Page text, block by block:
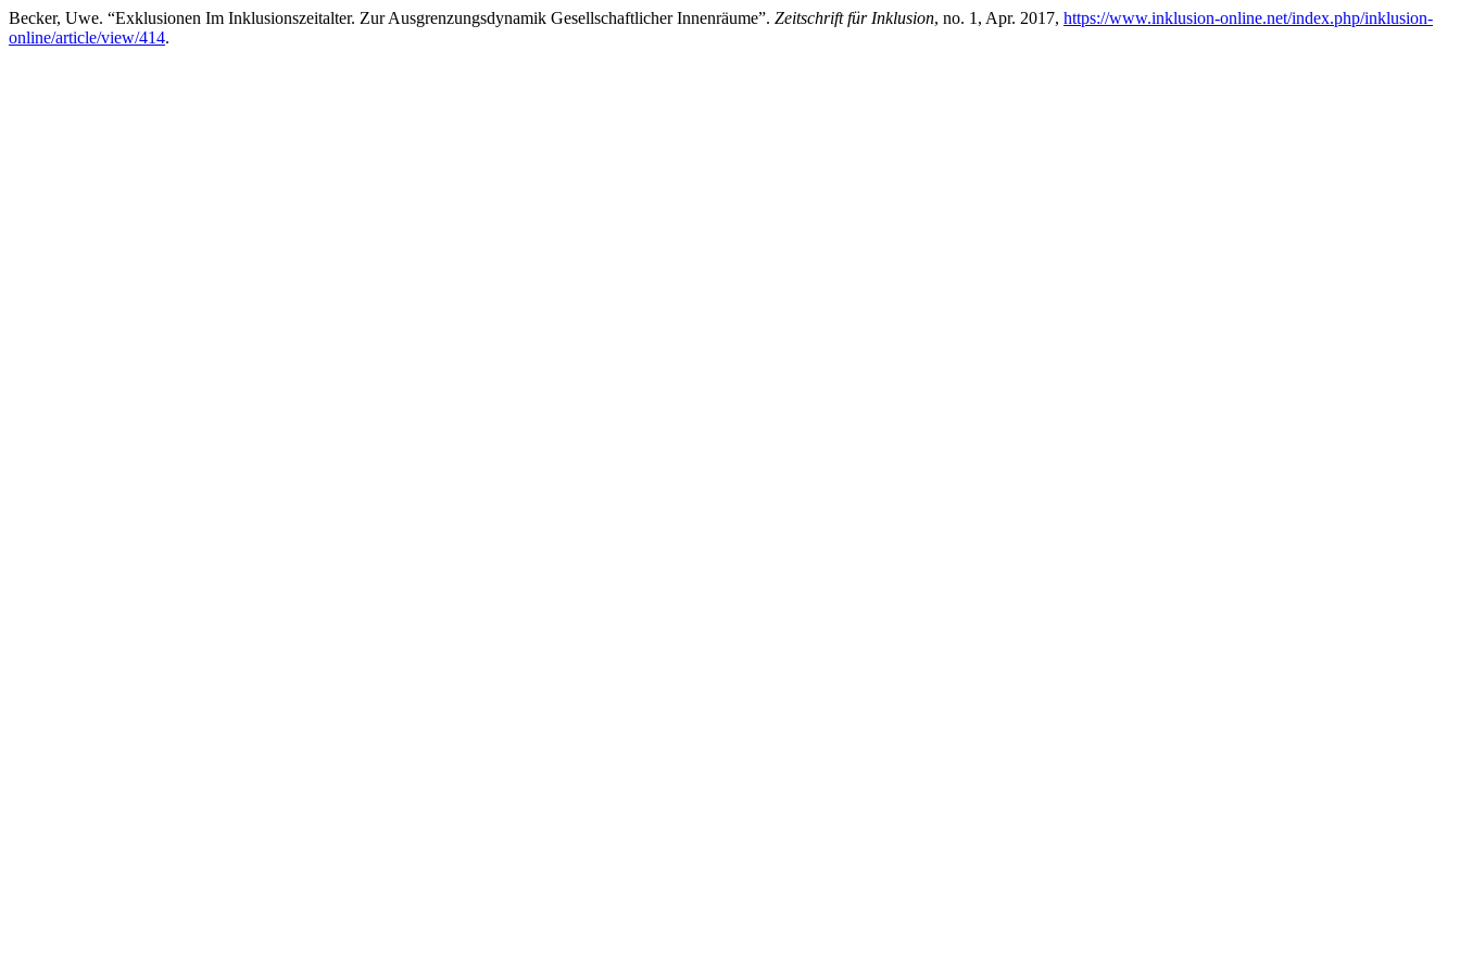
Becker, Uwe. “Exklusionen Im Inklusionszeitalter. Zur Ausgrenzungsdynamik Gesellschaftlicher Innenräume”. Zeitschrift für Inklusion, no. 1, Apr. 2017, https://www.inklusion-online.net/index.php/inklusion-
online/article/view/414.